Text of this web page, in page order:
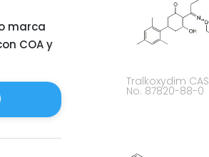
marca
COA y
Tralkoxydim CAS
No. 87820-88-0